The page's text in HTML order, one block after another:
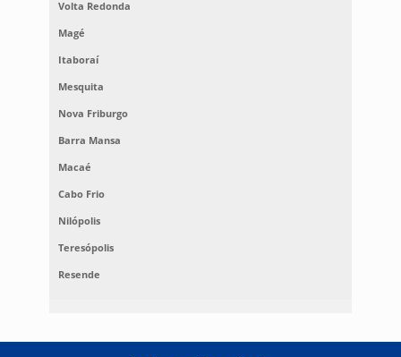
Volta Redonda
Magé
Itaboraí
Mesquita
Nova Friburgo
Barra Mansa
Macaé
Cabo Frio
Nilópolis
Teresópolis
Resende